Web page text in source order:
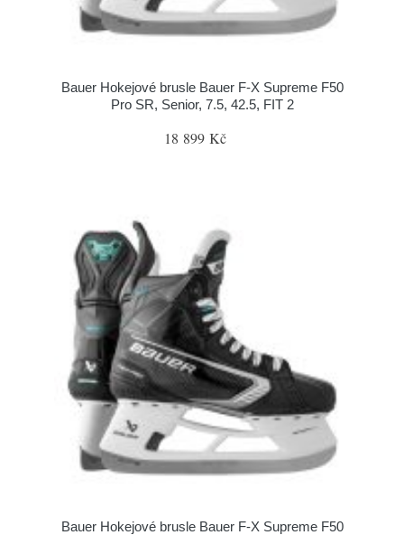
Bauer Hokejové brusle Bauer F-X Supreme F50
Pro SR, Senior, 7.5, 42.5, FIT 2
18 899 Kč
Bauer Hokejové brusle Bauer F-X Supreme F50